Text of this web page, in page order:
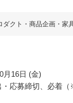
ダクト・商品企画・家
月16日 (金)
応募締切、必着（